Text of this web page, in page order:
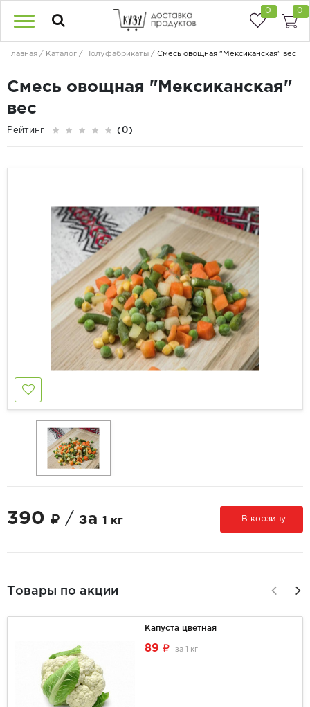
0 0
Главная Каталог Полуфабрикаты Смесь овощная "Мексиканская" вес
Смесь овощная "Мексиканская"
вес
Рейтинг (0)
390 / за 1 кг В корзину
Товары по акции
Капуста цветная
89 за 1 кг